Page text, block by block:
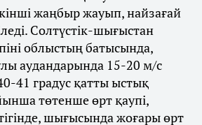
жаңбыр жауып, найзағай
Солтүстік-шығыстан
облыстың батысында,
аудандарында 15-20 м/с
41 градус қатты ыстық
төтенше өрт қаупі,
шығысында жоғары өрт